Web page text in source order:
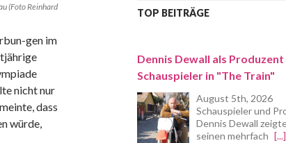
(Foto Reinhard
gen im
nicht nur
dass
würde,
TOP BEITRÄGE
Dennis Dewall als Produzent
Schauspieler in "The Train"
August 5th, 2026
Schauspieler und
Dennis Dewall
seinen mehrfach [...]